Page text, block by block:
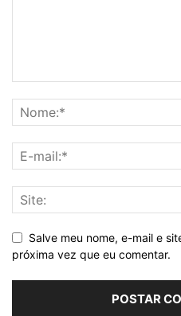
Salve meu nome, e-mail e
próxima vez que eu comentar.